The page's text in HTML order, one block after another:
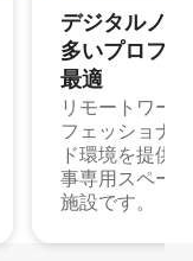
デジタルノ
多⁠いプ⁠ロ⁠フ⁠
最⁠適
リモートワー
フェッショナ
ド環境を提供
事専用スペー
施設です。